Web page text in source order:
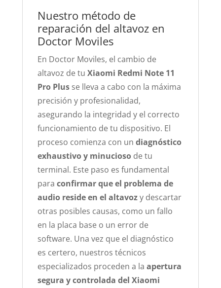
Nuestro método de
reparación del altavoz en
Doctor Moviles
En Doctor Moviles, el cambio de
altavoz de tu Xiaomi Redmi Note 11
Pro Plusse lleva a cabo con la máxima
precisión y profesionalidad,
asegurando la integridad y el correcto
funcionamiento de tu dispositivo. El
proceso comienza con un diagnóstico
exhaustivo y minuciosode tu
terminal. Este paso es fundamental
para confirmar que el problema de
audio reside en el altavozy descartar
otras posibles causas, como un fallo
en la placa base o un error de
software. Una vez que el diagnóstico
es certero, nuestros técnicos
especializados proceden a la apertura
segura y controlada del Xiaomi